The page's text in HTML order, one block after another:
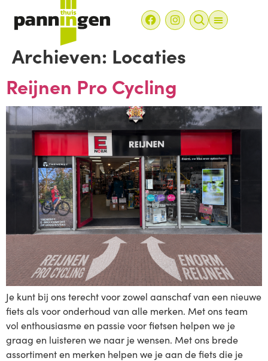
Archieven: Locaties
Reijnen Pro Cycling
Je kunt bij ons terecht voor zowel aanschaf van een nieuwe
fiets als voor onderhoud van alle merken. Met ons team
vol enthousiasme en passie voor fietsen helpen we je
graag en luisteren we naar je wensen. Met ons brede
assortiment en merken helpen we je aan de fiets die je